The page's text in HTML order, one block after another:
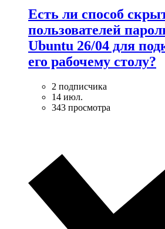
Есть ли способ
пользователей
Ubuntu 26/04 для
его рабочему столу?
2 подписчика
14 июл.
343 просмотра